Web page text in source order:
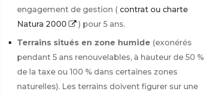
engagement de gestion ( contrat ou charte
Natura 2000
) pour 5 ans.
Terrains situés en zone humide (exonérés
pendant 5 ans renouvelables, à hauteur de 50 %
de la taxe ou 100 % dans certaines zones
naturelles). Les terrains doivent figurer sur une